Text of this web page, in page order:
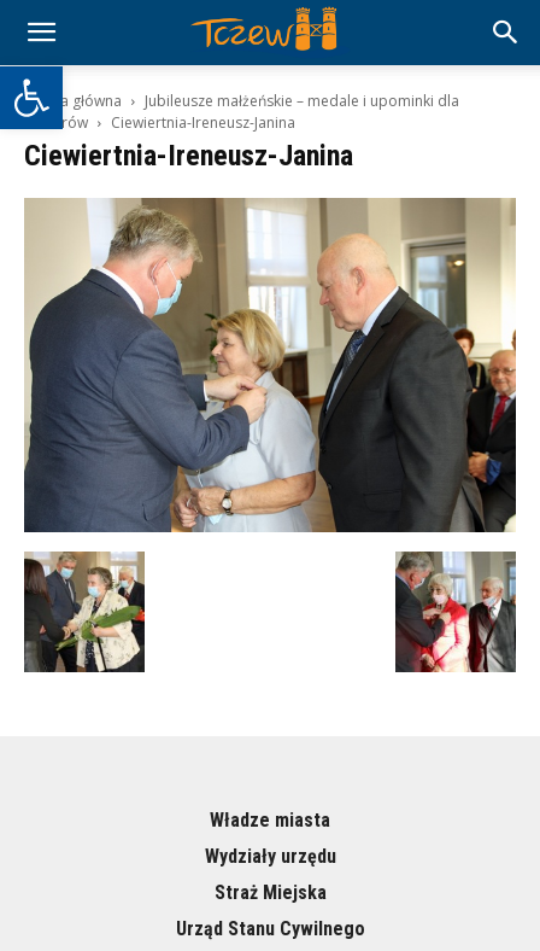
Otwórz pasek narzędzi
Strona główna
Jubileusze małżeńskie – medale i upominki dla
seniorów
Ciewiertnia-Ireneusz-Janina
Ciewiertnia-Ireneusz-Janina
Władze miasta
Wydziały urzędu
Straż Miejska
Urząd Stanu Cywilnego